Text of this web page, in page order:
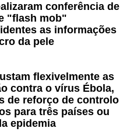
conferência de
"flash mob"
as informações
da pele
flexivelmente as
contra o vírus Ébola,
de reforço de controlo
para três países ou
epidemia